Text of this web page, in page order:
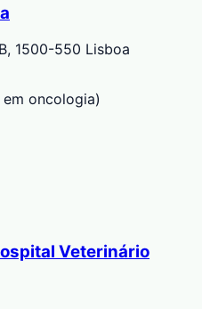
1500-550 Lisboa
oncologia)
Veterinário